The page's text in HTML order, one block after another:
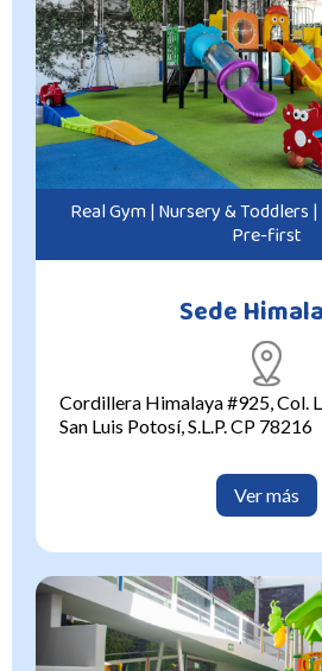
Real Gym | Nursery & Toddlers |
Pre-first
Sede
Cordillera Himalaya #925, Col.
San Luis Potosí, S.L.P. CP 78216
Ver más